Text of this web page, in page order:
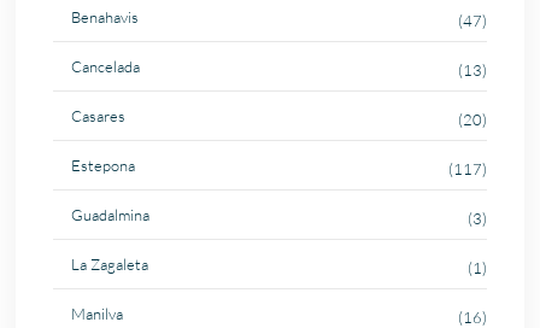
Benahavis (47)
Cancelada (13)
Casares (20)
Estepona (117)
Guadalmina (3)
La Zagaleta (1)
Manilva (16)